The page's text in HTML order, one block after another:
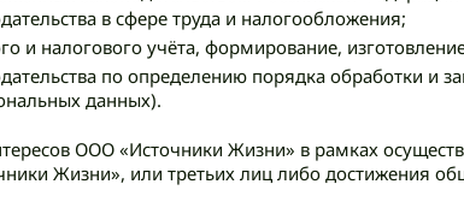
в сфере труда и налогообложения;
и налогового учёта, формирование,
по определению порядка обработки
данных).
ООО «Источники Жизни» в рамках
Жизни», или третьих лиц либо достижения